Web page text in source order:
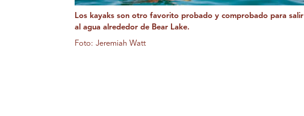
Los kayaks son otro favorito probado y comprobado para salir
al agua alrededor de Bear Lake.
Foto: Jeremiah Watt